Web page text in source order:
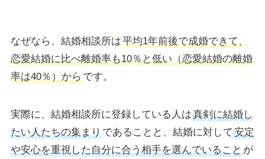
なぜなら、結婚相談所は平均1年前後で成婚できて、
恋愛結婚に比べ離婚率も10％と低い（恋愛結婚の離婚
率は40％）から です。
実際に、結婚相談所に登録している人は真剣に結婚し
たい人たちの集まり であることと、結婚に対して 安定
や安心を重視した自分に合う相手を選んでいること が